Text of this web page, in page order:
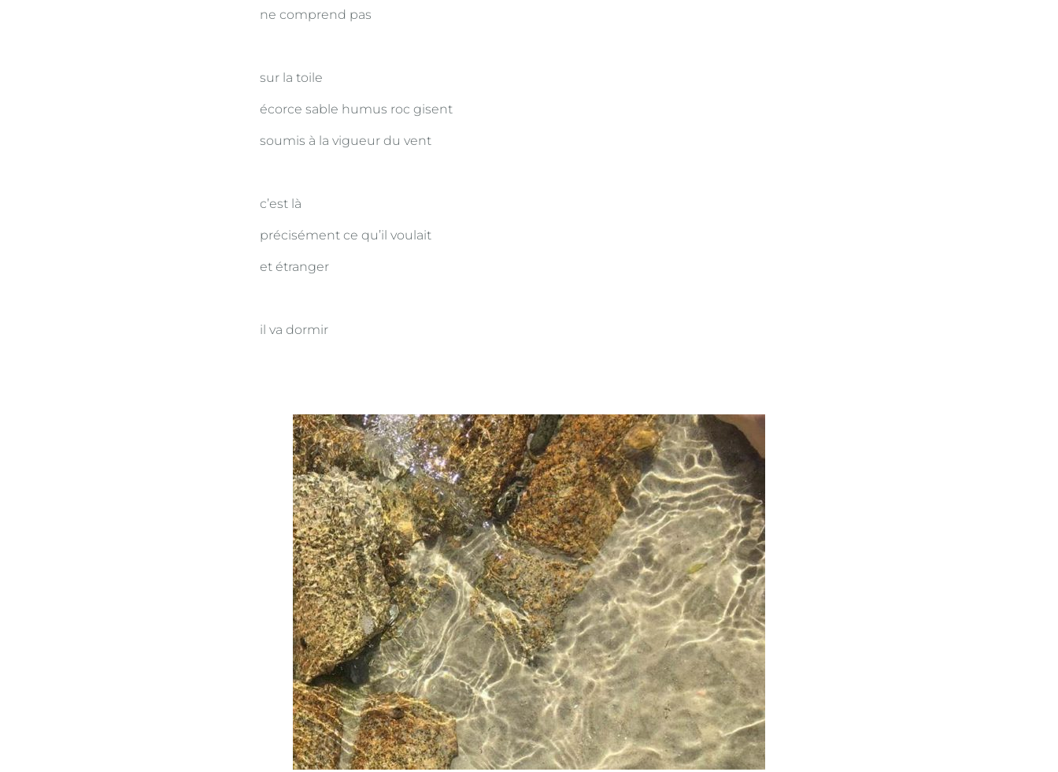
ne comprend pas
sur la toile
écorce sable humus roc gisent
soumis à la vigueur du vent
c’est là
précisément ce qu’il voulait
et étranger
il va dormir